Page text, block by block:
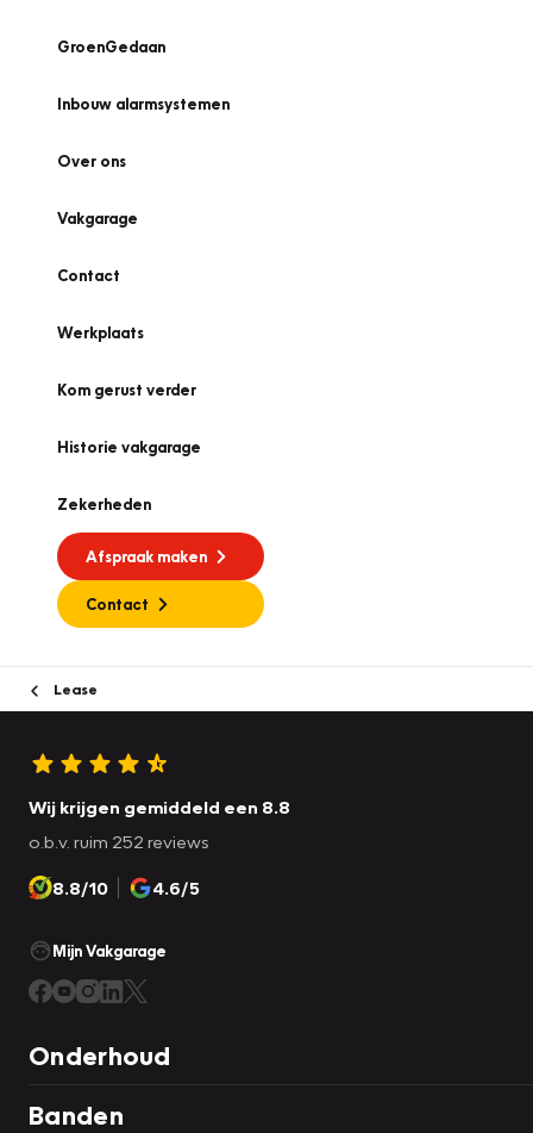
GroenGedaan
Inbouw alarmsystemen
Over ons
Vakgarage
Contact
Werkplaats
Kom gerust verder
Historie vakgarage
Zekerheden
Afspraak maken
Contact
Lease
Wij krijgen gemiddeld een 8.8
o.b.v. ruim 252 reviews
8.8/10 4.6/5
Mijn Vakgarage
Onderhoud
Banden